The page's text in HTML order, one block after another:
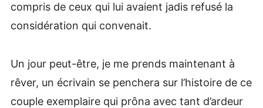
compris de ceux qui lui avaient jadis refusé la
considération qui convenait.
Un jour peut-être, je me prends maintenant à
rêver, un écrivain se penchera sur l’histoire de ce
couple exemplaire qui prôna avec tant d’ardeur